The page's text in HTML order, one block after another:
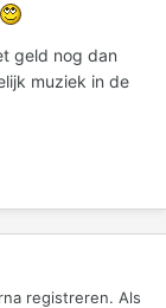
geld nog dan
muziek in de
registreren. Als